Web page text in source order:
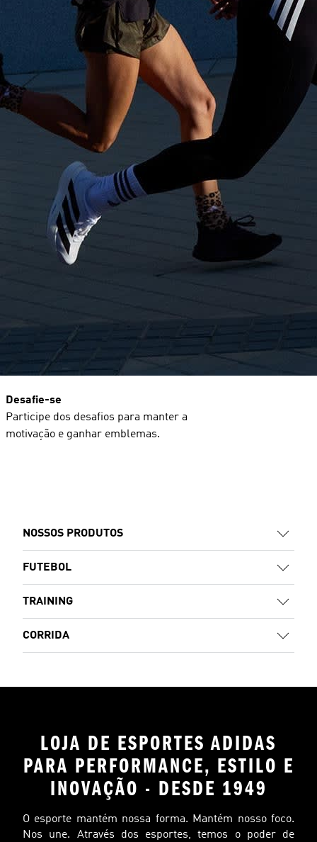
Desafie-se
Participe dos desafios para manter a
motivação e ganhar emblemas.
NOSSOS PRODUTOS
FUTEBOL
TRAINING
CORRIDA
LOJA DE ESPORTES ADIDAS
PARA PERFORMANCE, ESTILO E
INOVAÇÃO - DESDE 1949
O esporte mantém nossa forma. Mantém nosso foco.
Nos une. Através dos esportes, temos o poder de